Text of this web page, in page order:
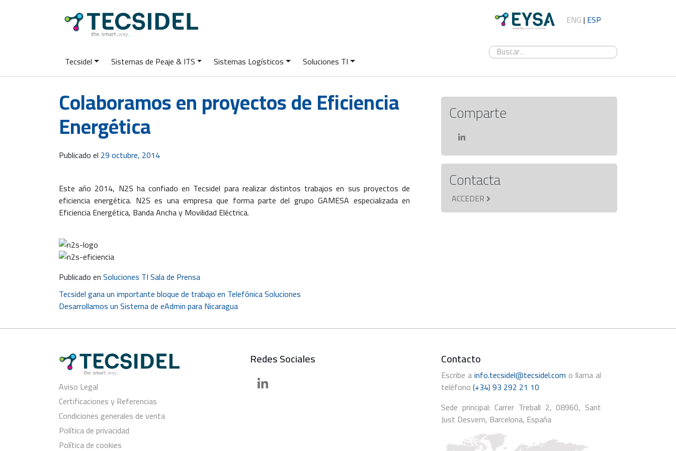
ENG| ESP
Tecsidel Sistemas de Peaje & ITS Sistemas Logísticos Soluciones TI
Colaboramos en proyectos de Eficiencia
Energética
Publicado el 29 octubre, 2014
Este año 2014, N2S ha confiado en Tecsidel para realizar distintos trabajos en sus proyectos de
eficiencia energética. N2S es una empresa que forma parte del grupo GAMESA especializada en
Eficiencia Energética, Banda Ancha y Movilidad Eléctrica.
Publicado enSoluciones TI Sala de Prensa
Navegación
de
entradas
Tecsidel gana un importante bloque de trabajo en Telefónica Soluciones
Desarrollamos un Sistema de eAdmin para Nicaragua
Comparte
Contacta
ACCEDER
Aviso Legal
Certificaciones y Referencias
Condiciones generales de venta
Política de privacidad
Política de cookies
Redes Sociales Contacto
Escribe ainfo.tecsidel@tecsidel.com o llama al
teléfono(+34) 93 292 21 10
Sede principal: Carrer Treball 2, 08960, Sant
Just Desvern, Barcelona, España